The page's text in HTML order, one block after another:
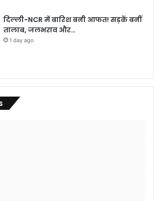
दिल्ली-NCR में बारिश बनी आफत! सड़कें बनीं
तालाब, जलभराव और…
1 day ago